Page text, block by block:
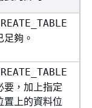
足夠。
要，加上指定
置上的資料位